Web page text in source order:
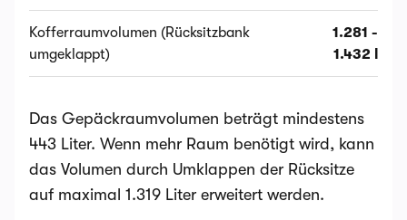
Kofferraumvolumen (Rücksitzbank
umgeklappt)
1.281 -
1.432 l
Das Gepäckraumvolumen beträgt mindestens
443 Liter. Wenn mehr Raum benötigt wird, kann
das Volumen durch Umklappen der Rücksitze
auf maximal 1.319 Liter erweitert werden.